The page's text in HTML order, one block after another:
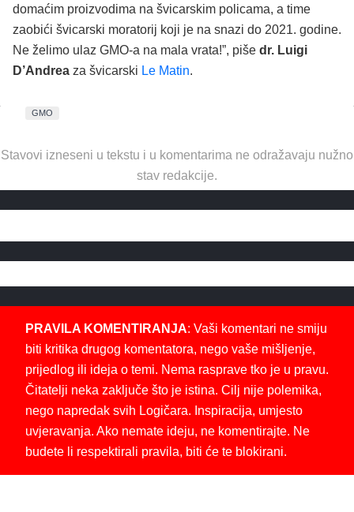
domaćim proizvodima na švicarskim policama, a time
zaobići švicarski moratorij koji je na snazi do 2021. godine.
Ne želimo ulaz GMO-a na mala vrata!”, piše dr. Luigi
D’Andrea za švicarski Le Matin.
GMO
Stavovi izneseni u tekstu i u komentarima ne odražavaju nužno
stav redakcije.
PRAVILA KOMENTIRANJA: Vaši komentari ne smiju
biti kritika drugog komentatora, nego vaše mišljenje,
prijedlog ili ideja o temi. Nema rasprave tko je u pravu.
Čitatelji neka zaključe što je istina. Cilj nije polemika,
nego napredak svih Logičara. Inspiracija, umjesto
uvjeravanja. Ako nemate ideju, ne komentirajte. Ne
budete li respektirali pravila, biti će te blokirani.